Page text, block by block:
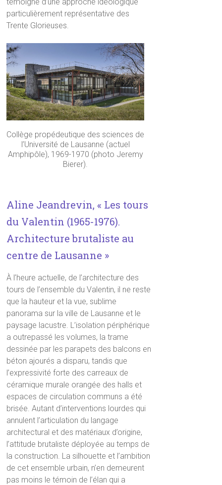
particulièrement représentative des
Trente Glorieuses.
Collège propédeutique des sciences de
l’Université de Lausanne (actuel
Amphipôle), 1969-1970 (photo Jeremy
Bierer).
Aline Jeandrevin, « Les tours
du Valentin (1965-1976).
Architecture brutaliste au
centre de Lausanne »
À l’heure actuelle, de l’architecture des
tours de l’ensemble du Valentin, il ne reste
que la hauteur et la vue, sublime
panorama sur la ville de Lausanne et le
paysage lacustre. L’isolation périphérique
a outrepassé les volumes, la trame
dessinée par les parapets des balcons en
béton ajourés a disparu, tandis que
l’expressivité forte des carreaux de
céramique murale orangée des halls et
espaces de circulation communs a été
brisée. Autant d’interventions lourdes qui
annulent l’articulation du langage
architectural et des matériaux d’origine,
l’attitude brutaliste déployée au temps de
la construction. La silhouette et l’ambition
de cet ensemble urbain, n’en demeurent
pas moins le témoin de l’élan qui a